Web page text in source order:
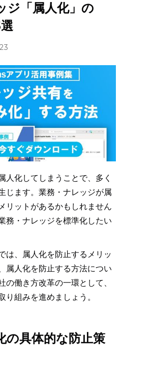
ジ「属人化」の
人化してしまうことで、多く
じます。業務・ナレッジが属
リットがあるかもしれません
務・ナレッジを標準化したい
は、属人化を防止するメリッ
属人化を防止する方法につい
の働き方改革の一環として、
り組みを進めましょう。
の具体的な防止策